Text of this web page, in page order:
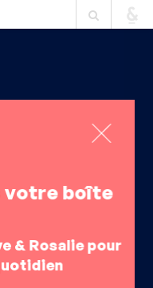
votre boîte
& Rosalie pour